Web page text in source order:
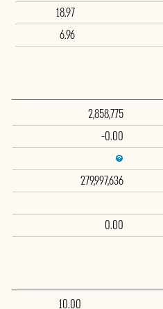
18.97
6.96
2,858,775
-0.00
279,997,636
0.00
10.00